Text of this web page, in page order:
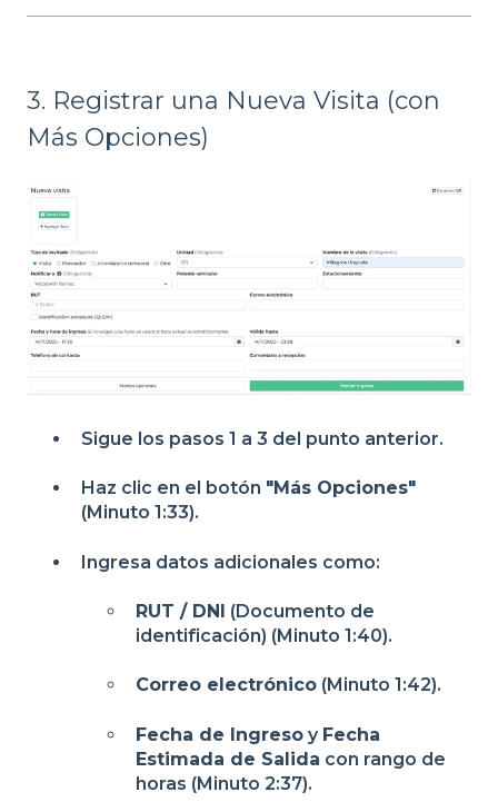
3. Registrar una Nueva Visita (con
Más Opciones)
Sigue los pasos 1 a 3 del punto anterior.
Haz clic en el botón "Más Opciones"
(Minuto 1:33).
Ingresa datos adicionales como:
RUT / DNI (Documento de
identificación) (Minuto 1:40).
Correo electrónico (Minuto 1:42).
Fecha de Ingreso y Fecha
Estimada de Salida con rango de
horas (Minuto 2:37).